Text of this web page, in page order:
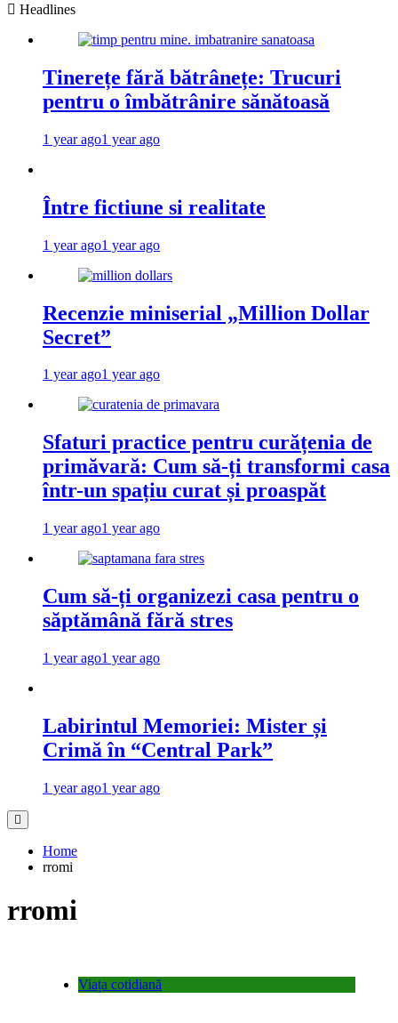
Headlines
Tinerețe fără bătrânețe: Trucuri
pentru o îmbătrânire sănătoasă
1 year ago1 year ago
Între fictiune si realitate
1 year ago1 year ago
Recenzie miniserial „Million Dollar
Secret”
1 year ago1 year ago
Sfaturi practice pentru curățenia de
primăvară: Cum să-ți transformi casa
într-un spațiu curat și proaspăt
1 year ago1 year ago
Cum să-ți organizezi casa pentru o
săptămână fără stres
1 year ago1 year ago
Labirintul Memoriei: Mister și
Crimă în “Central Park”
1 year ago1 year ago
Home
rromi
rromi
Viața cotidiană